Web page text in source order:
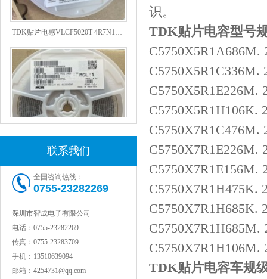
TDK贴片电感VLCF5020T-4R7N1R7-1
村田电感LQW15AN47NG80D
联系我们
全国咨询热线：
0755-23282269
深圳市智成电子有限公司
电话： 0755-23282269
传真： 0755-23283709
手机： 13510639094
邮箱： 4254731@qq.com
识。
TDK贴片电容型号
C5750X5R1A686M.
C5750X5R1C336M.
C5750X5R1E226M.
C5750X5R1H106K.
C5750X7R1C476M.
C5750X7R1E226M.
C5750X7R1E156M.
C5750X7R1H475K.
C5750X7R1H685K.
C5750X7R1H685M.
C5750X7R1H106M.
TDK贴片电容车规